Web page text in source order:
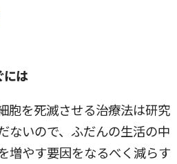
には
胞を死滅させる治療法は研究
ないので、ふだんの生活の中
増やす要因をなるべく減らす